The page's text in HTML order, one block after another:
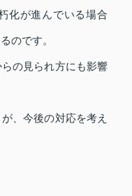
化が進んでいる場合
のです。
の見られ方にも影響
、今後の対応を考え